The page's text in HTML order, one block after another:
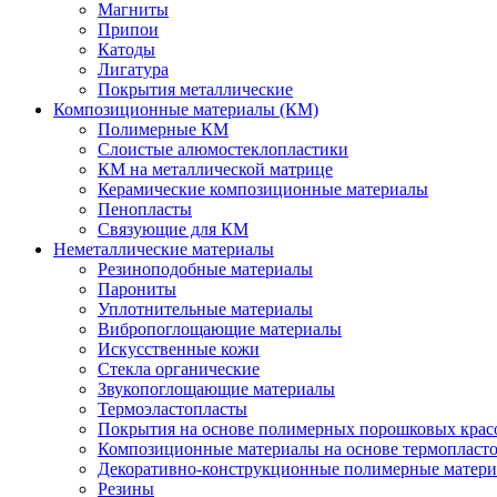
Магниты
Припои
Катоды
Лигатура
Покрытия металлические
Композиционные материалы (КМ)
Полимерные КМ
Слоистые алюмостеклопластики
КМ на металлической матрице
Керамические композиционные материалы
Пенопласты
Связующие для КМ
Неметаллические материалы
Резиноподобные материалы
Парониты
Уплотнительные материалы
Вибропоглощающие материалы
Искусственные кожи
Стекла органические
Звукопоглощающие материалы
Термоэластопласты
Покрытия на основе полимерных порошковых
Композиционные материалы на основе
Декоративно-конструкционные полимерные
Резины